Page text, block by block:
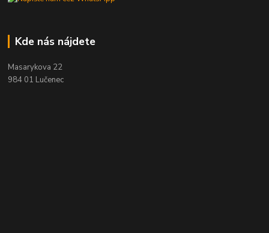
Kde nás nájdete
Masarykova 22
984 01 Lučenec